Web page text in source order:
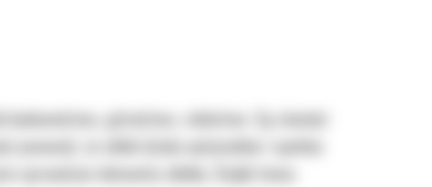
górnictwo, rolnictwo. Są również
że silnik działa optymalnie i spełnia
elementy silnika. Dzięki temu: